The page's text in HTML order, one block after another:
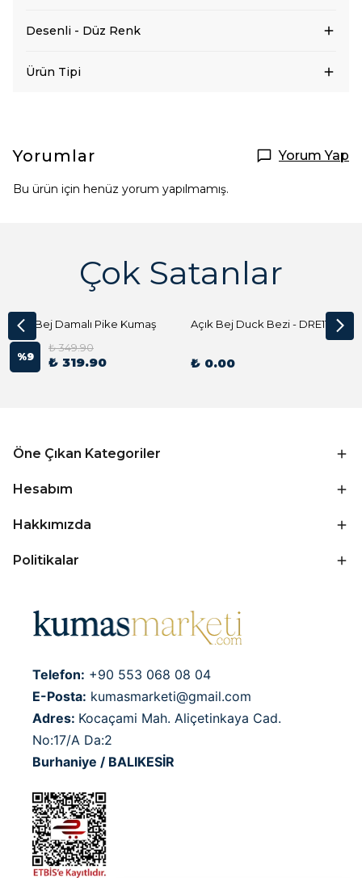
Desenli - Düz Renk
Ürün Tipi
Yorumlar Yorum Yap
Bu ürün için henüz yorum yapılmamış.
Çok Satanlar
Açık Bej Damalı Pike Kumaş
%9
₺ 349.90
₺ 319.90
Açık Bej Duck Bezi - DRE1144 Kumaş Peçete
₺ 0.00
Öne Çıkan Kategoriler
Hesabım
Hakkımızda
Politikalar
Telefon: +90 553 068 08 04
E-Posta: kumasmarketi@gmail.com
Adres: Kocaçami Mah. Aliçetinkaya Cad.
No:17/A Da:2
Burhaniye / BALIKESİR